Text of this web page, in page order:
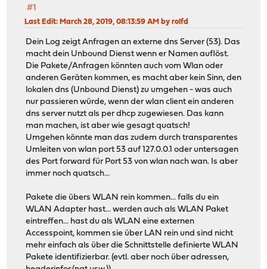
#1
Last Edit: March 28, 2019, 08:13:59 AM by rolfd
Dein Log zeigt Anfragen an externe dns Server (53). Das
macht dein Unbound Dienst wenn er Namen auflöst.
Die Pakete/Anfragen könnten auch vom Wlan oder
anderen Geräten kommen, es macht aber kein Sinn, den
lokalen dns (Unbound Dienst) zu umgehen - was auch
nur passieren würde, wenn der wlan client ein anderen
dns server nutzt als per dhcp zugewiesen. Das kann
man machen, ist aber wie gesagt quatsch!
Umgehen könnte man das zudem durch transparentes
Umleiten von wlan port 53 auf 127.0.0.1 oder untersagen
des Port forward für Port 53 von wlan nach wan. Is aber
immer noch quatsch...
Pakete die übers WLAN rein kommen... falls du ein
WLAN Adapter hast... werden auch als WLAN Paket
eintreffen... hast du als WLAN eine externen
Accesspoint, kommen sie über LAN rein und sind nicht
mehr einfach als über die Schnittstelle definierte WLAN
Pakete identifizierbar. (evtl. aber noch über adressen,